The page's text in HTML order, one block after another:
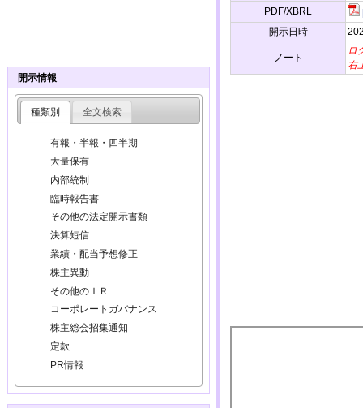
PDF/XBRL
開示日時
ノート
ロ
右
開示情報
種類別 全文検索
有報・半報・四半期
大量保有
内部統制
臨時報告書
その他の法定開示書類
決算短信
業績・配当予想修正
株主異動
その他のＩＲ
コーポレートガバナンス
株主総会招集通知
定款
PR情報